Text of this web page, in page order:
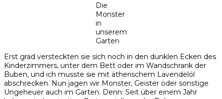
Die
Monster
in
unserem
Garten
Erst grad versteckten sie sich noch in den dunklen Ecken des
Kinderzimmers, unter dem Bett oder im Wandschrank der
Buben, und ich musste sie mit ätherischem Lavendelöl
abschrecken. Nun jagen wir Monster, Geister oder sonstige
Ungeheuer auch im Garten. Denn: Seit über einem Jahr